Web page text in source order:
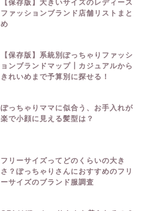
【保存版】大きいサイズのレディース
ファッションブランド店舗リストまと
め
【保存版】系統別ぽっちゃりファッシ
ョンブランドマップ┃カジュアルから
きれいめまで予算別に探せる！
ぽっちゃりママに似合う、お手入れが
楽で小顔に見える髪型は？
フリーサイズってどのくらいの大き
さ？ぽっちゃりさんにおすすめのフリ
ーサイズのブランド服調査